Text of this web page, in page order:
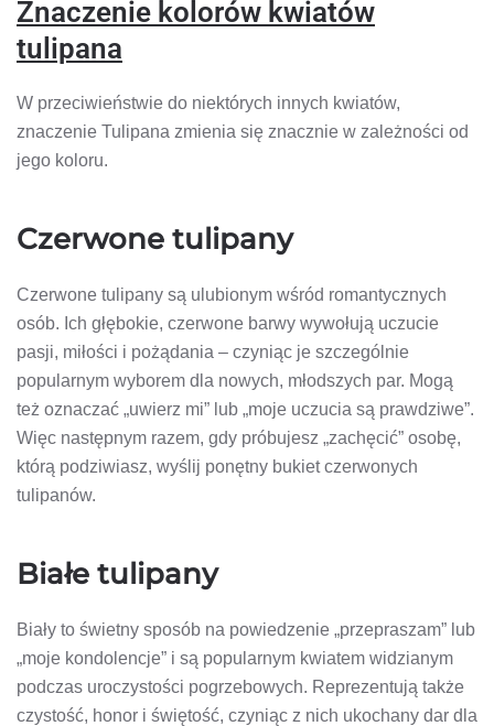
Znaczenie kolorów kwiatów
tulipana
W przeciwieństwie do niektórych innych kwiatów,
znaczenie Tulipana zmienia się znacznie w zależności od
jego koloru.
Czerwone tulipany
Czerwone tulipany są ulubionym wśród romantycznych
osób. Ich głębokie, czerwone barwy wywołują uczucie
pasji, miłości i pożądania – czyniąc je szczególnie
popularnym wyborem dla nowych, młodszych par. Mogą
też oznaczać „uwierz mi” lub „moje uczucia są prawdziwe”.
Więc następnym razem, gdy próbujesz „zachęcić” osobę,
którą podziwiasz, wyślij ponętny bukiet czerwonych
tulipanów.
Białe tulipany
Biały to świetny sposób na powiedzenie „przepraszam” lub
„moje kondolencje” i są popularnym kwiatem widzianym
podczas uroczystości pogrzebowych. Reprezentują także
czystość, honor i świętość, czyniąc z nich ukochany dar dla